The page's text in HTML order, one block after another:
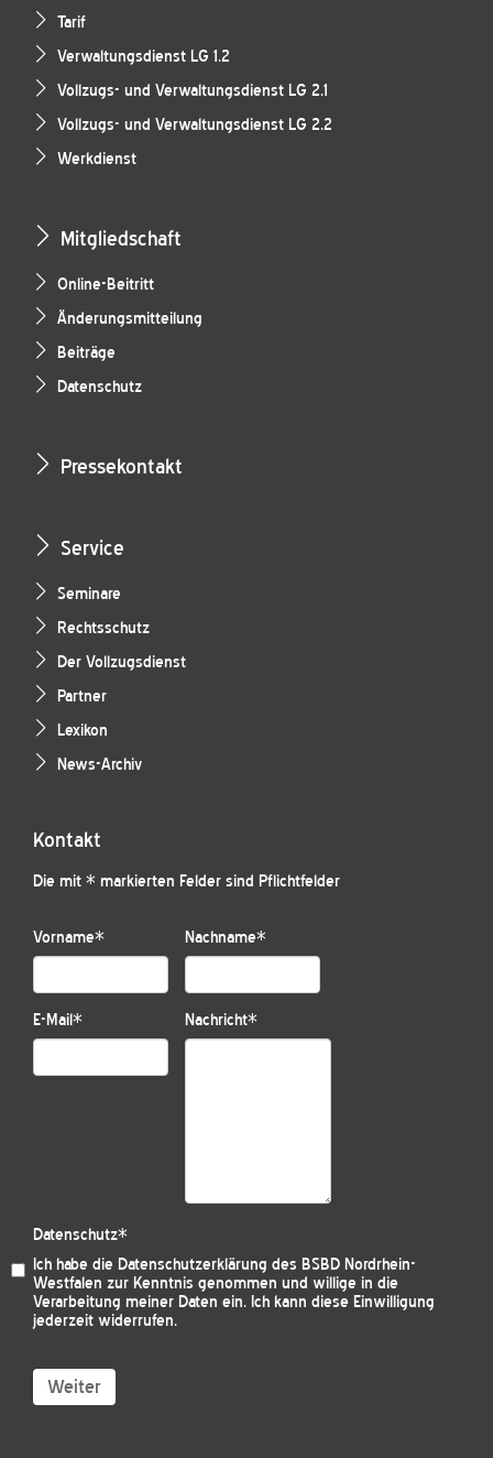
Tarif
Verwaltungsdienst LG 1.2
Vollzugs- und Verwaltungsdienst LG 2.1
Vollzugs- und Verwaltungsdienst LG 2.2
Werkdienst
Mitgliedschaft
Online-Beitritt
Änderungsmitteilung
Beiträge
Datenschutz
Pressekontakt
Service
Seminare
Rechtsschutz
Der Vollzugsdienst
Partner
Lexikon
News-Archiv
Kontakt
Die mit * markierten Felder sind Pflichtfelder
Vorname* Nachname*
E-Mail* Nachricht*
Datenschutz*
Ich habe die Datenschutzerklärung des BSBD Nordrhein-
Westfalen zur Kenntnis genommen und willige in die
Verarbeitung meiner Daten ein. Ich kann diese Einwilligung
jederzeit widerrufen.
Weiter